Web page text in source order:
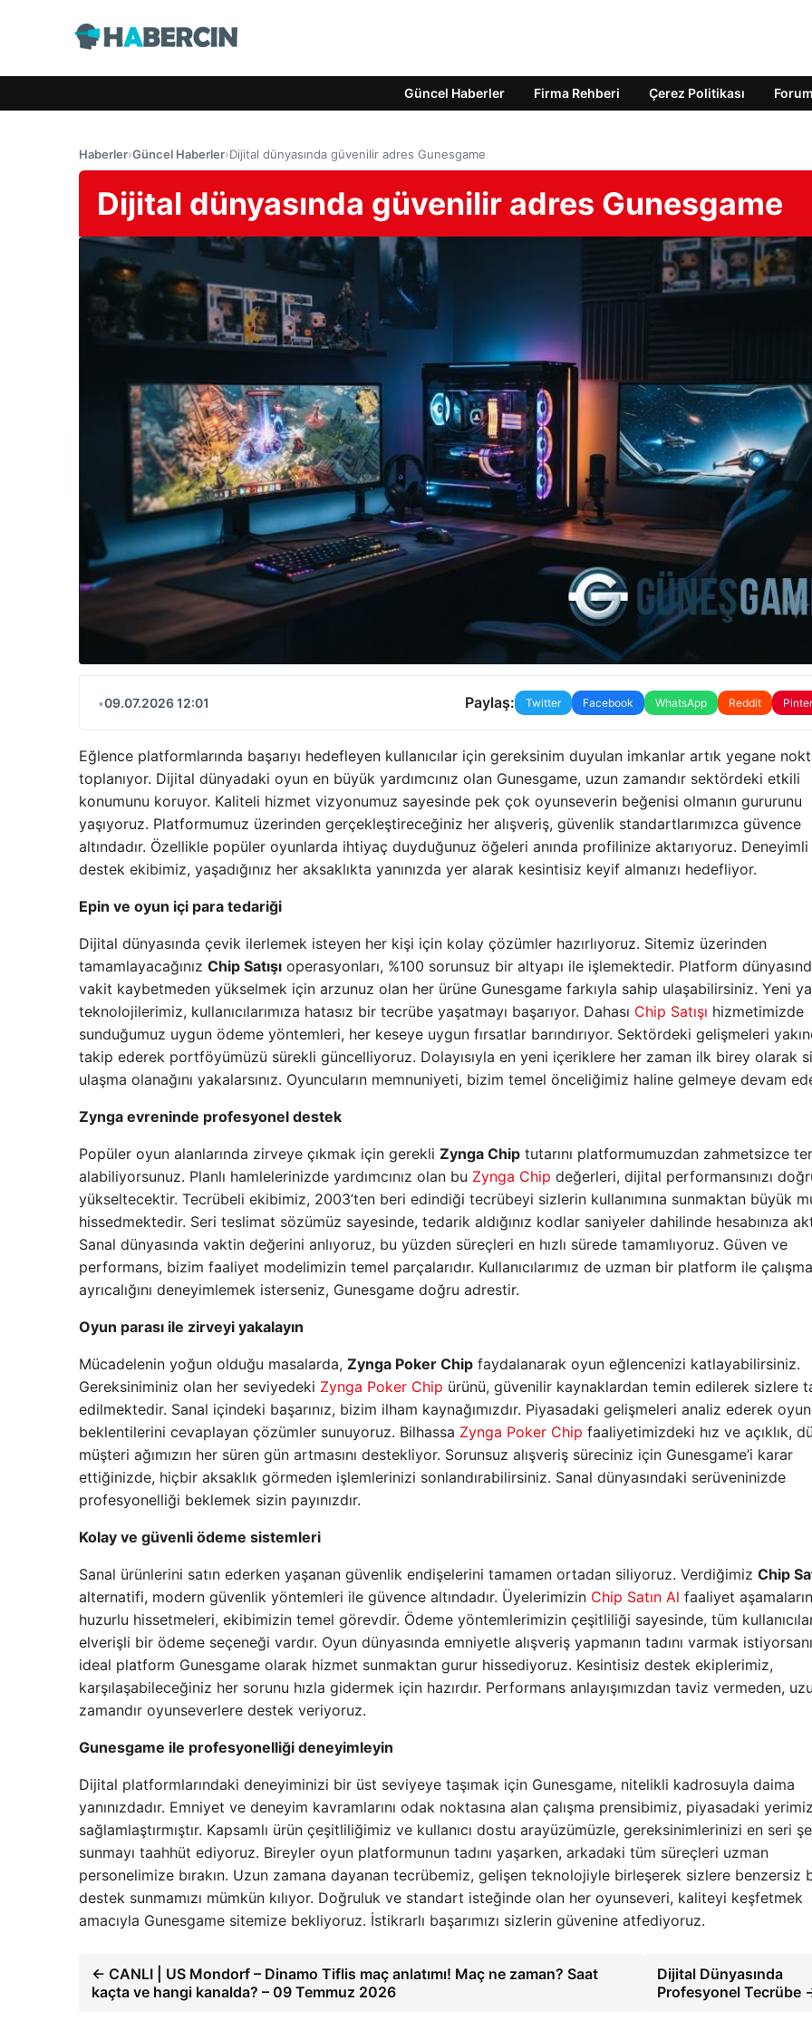
Güncel Haberler Firma Rehberi Çerez Politikası Forum
Haberler›Güncel Haberler›Dijital dünyasında güvenilir adres Gunesgame
Dijital dünyasında güvenilir adres Gunesgame
•09.07.2026 12:01 Paylaş: Twitter Facebook WhatsApp Reddit
Eğlence platformlarında başarıyı hedefleyen kullanıcılar için gereksinim duyulan imkanlar artık yegane
toplanıyor. Dijital dünyadaki oyun en büyük yardımcınız olan Gunesgame, uzun zamandır sektördeki etkili
konumunu koruyor. Kaliteli hizmet vizyonumuz sayesinde pek çok oyunseverin beğenisi olmanın gururunu
yaşıyoruz. Platformumuz üzerinden gerçekleştireceğiniz her alışveriş, güvenlik standartlarımızca güvence
altındadır. Özellikle popüler oyunlarda ihtiyaç duyduğunuz öğeleri anında profilinize aktarıyoruz. Deneyimli
destek ekibimiz, yaşadığınız her aksaklıkta yanınızda yer alarak kesintisiz keyif almanızı hedefliyor.
Epin ve oyun içi para tedariği
Dijital dünyasında çevik ilerlemek isteyen her kişi için kolay çözümler hazırlıyoruz. Sitemiz üzerinden
tamamlayacağınız Chip Satışı operasyonları, %100 sorunsuz bir altyapı ile işlemektedir. Platform
vakit kaybetmeden yükselmek için arzunuz olan her ürüne Gunesgame farkıyla sahip ulaşabilirsiniz. Yeni
teknolojilerimiz, kullanıcılarımıza hatasız bir tecrübe yaşatmayı başarıyor. Dahası Chip Satışı hizmetimizde
sunduğumuz uygun ödeme yöntemleri, her keseye uygun fırsatlar barındırıyor. Sektördeki gelişmeleri
takip ederek portföyümüzü sürekli güncelliyoruz. Dolayısıyla en yeni içeriklere her zaman ilk birey olarak
ulaşma olanağını yakalarsınız. Oyuncuların memnuniyeti, bizim temel önceliğimiz haline gelmeye devam
Zynga evreninde profesyonel destek
Popüler oyun alanlarında zirveye çıkmak için gerekli Zynga Chip tutarını platformumuzdan zahmetsizce
alabiliyorsunuz. Planlı hamlelerinizde yardımcınız olan bu Zynga Chip değerleri, dijital performansınızı
yükseltecektir. Tecrübeli ekibimiz, 2003’ten beri edindiği tecrübeyi sizlerin kullanımına sunmaktan büyük
hissedmektedir. Seri teslimat sözümüz sayesinde, tedarik aldığınız kodlar saniyeler dahilinde hesabınıza
Sanal dünyasında vaktin değerini anlıyoruz, bu yüzden süreçleri en hızlı sürede tamamlıyoruz. Güven ve
performans, bizim faaliyet modelimizin temel parçalarıdır. Kullanıcılarımız de uzman bir platform ile
ayrıcalığını deneyimlemek isterseniz, Gunesgame doğru adrestir.
Oyun parası ile zirveyi yakalayın
Mücadelenin yoğun olduğu masalarda, Zynga Poker Chip faydalanarak oyun eğlencenizi katlayabilirsiniz.
Gereksiniminiz olan her seviyedeki Zynga Poker Chip ürünü, güvenilir kaynaklardan temin edilerek sizlere
edilmektedir. Sanal içindeki başarınız, bizim ilham kaynağımızdır. Piyasadaki gelişmeleri analiz ederek
beklentilerini cevaplayan çözümler sunuyoruz. Bilhassa Zynga Poker Chip faaliyetimizdeki hız ve açıklık,
müşteri ağımızın her süren gün artmasını destekliyor. Sorunsuz alışveriş süreciniz için Gunesgame’i karar
ettiğinizde, hiçbir aksaklık görmeden işlemlerinizi sonlandırabilirsiniz. Sanal dünyasındaki serüveninizde
profesyonelliği beklemek sizin payınızdır.
Kolay ve güvenli ödeme sistemleri
Sanal ürünlerini satın ederken yaşanan güvenlik endişelerini tamamen ortadan siliyoruz. Verdiğimiz Chip
alternatifi, modern güvenlik yöntemleri ile güvence altındadır. Üyelerimizin Chip Satın Al faaliyet
huzurlu hissetmeleri, ekibimizin temel görevdir. Ödeme yöntemlerimizin çeşitliliği sayesinde, tüm
elverişli bir ödeme seçeneği vardır. Oyun dünyasında emniyetle alışveriş yapmanın tadını varmak
ideal platform Gunesgame olarak hizmet sunmaktan gurur hissediyoruz. Kesintisiz destek ekiplerimiz,
karşılaşabileceğiniz her sorunu hızla gidermek için hazırdır. Performans anlayışımızdan taviz vermeden,
zamandır oyunseverlere destek veriyoruz.
Gunesgame ile profesyonelliği deneyimleyin
Dijital platformlarındaki deneyiminizi bir üst seviyeye taşımak için Gunesgame, nitelikli kadrosuyla daima
yanınızdadır. Emniyet ve deneyim kavramlarını odak noktasına alan çalışma prensibimiz, piyasadaki
sağlamlaştırmıştır. Kapsamlı ürün çeşitliliğimiz ve kullanıcı dostu arayüzümüzle, gereksinimlerinizi en seri
sunmayı taahhüt ediyoruz. Bireyler oyun platformunun tadını yaşarken, arkadaki tüm süreçleri uzman
personelimize bırakın. Uzun zamana dayanan tecrübemiz, gelişen teknolojiyle birleşerek sizlere benzersiz
destek sunmamızı mümkün kılıyor. Doğruluk ve standart isteğinde olan her oyunseveri, kaliteyi keşfetmek
amacıyla Gunesgame sitemize bekliyoruz. İstikrarlı başarımızı sizlerin güvenine atfediyoruz.
← CANLI | US Mondorf – Dinamo Tiflis maç anlatımı! Maç ne zaman? Saat
kaçta ve hangi kanalda? – 09 Temmuz 2026
Dijital Dünyasında
Profesyonel Tecrübe